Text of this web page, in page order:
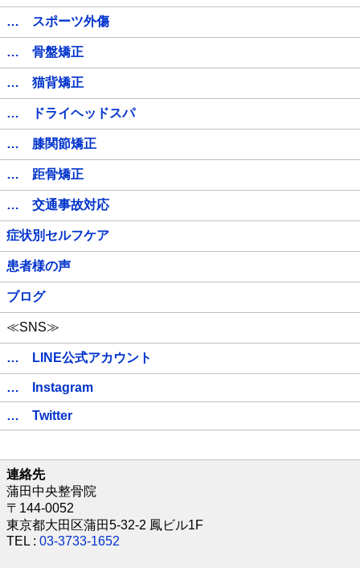
… スポーツ外傷
… 骨盤矯正
… 猫背矯正
… ドライヘッドスパ
… 膝関節矯正
… 距骨矯正
… 交通事故対応
症状別セルフケア
患者様の声
ブログ
≪SNS≫
… LINE公式アカウント
… Instagram
… Twitter
連絡先
蒲田中央整骨院
〒144-0052
東京都大田区蒲田5-32-2 鳳ビル1F
TEL : 03-3733-1652